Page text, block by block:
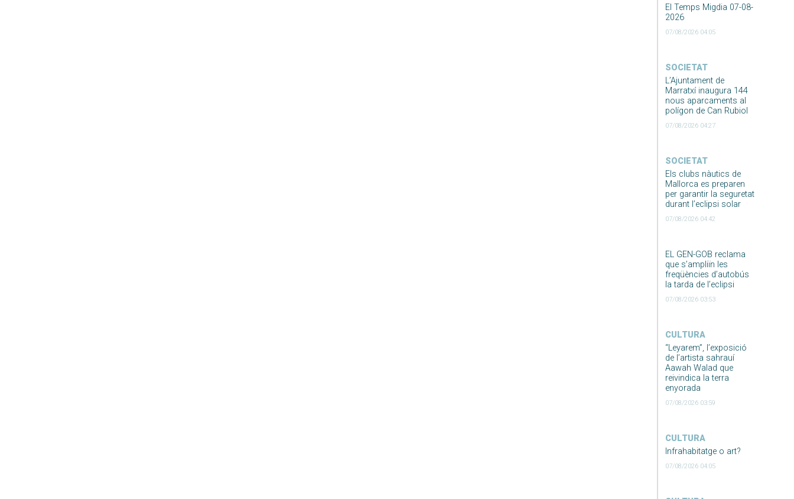
El Temps Migdia 07-08-
2026
07/08/2026 04:05
SOCIETAT
L’Ajuntament de
Marratxí inaugura 144
nous aparcaments al
polígon de Can Rubiol
07/08/2026 04:27
SOCIETAT
Els clubs nàutics de
Mallorca es preparen
per garantir la seguretat
durant l’eclipsi solar
07/08/2026 04:42
EL GEN-GOB reclama
que s’ampliïn les
freqüències d’autobús
la tarda de l’eclipsi
07/08/2026 03:53
CULTURA
“Leyarem”, l’exposició
de l’artista sahrauí
Aawah Walad que
reivindica la terra
enyorada
07/08/2026 03:59
CULTURA
Infrahabitatge o art?
07/08/2026 04:05